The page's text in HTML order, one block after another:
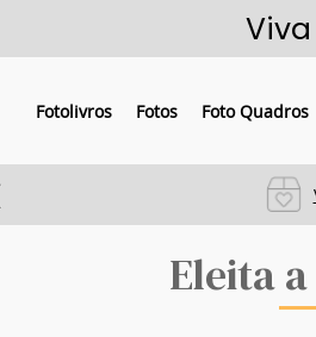
Fotolivros Fotos Foto Quadros
Eleita